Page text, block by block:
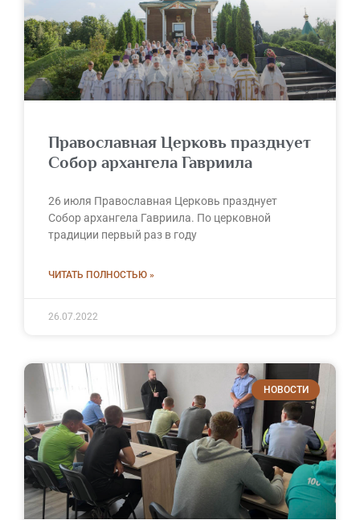
Православная Церковь празднует
Собор архангела Гавриила
26 июля Православная Церковь празднует
Собор архангела Гавриила. По церковной
традиции первый раз в году
ЧИТАТЬ ПОЛНОСТЬЮ »
26.07.2022
НОВОСТИ